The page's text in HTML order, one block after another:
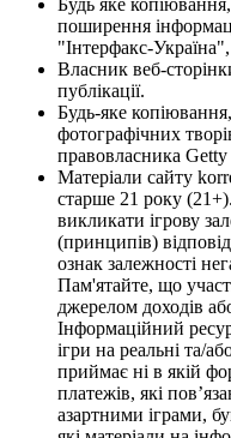
поширення
"Інтерфакс-
Власник веб-
публікації.
Будь-яке
фотографічних
правовласника Getty
Матеріали сайту
старше 21 року
викликати ігрову
(принципів)
ознак залежності
Пам'ятайте, що
джерелом доходів
Інформаційний
ігри на реальні та/
приймає ні в якій
платежів, які
азартними іграми,